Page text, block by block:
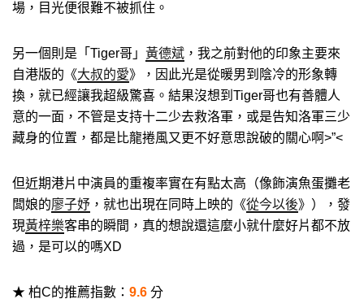
場，目光便很難不被抓住。
另一個則是「Tiger哥」 黃德斌 ，我之前對他的印象主要來
自港版的《大叔的愛》，因此光是從暖男到陰冷的形象轉
換，就已經讓我超級驚喜。結果沒想到Tiger哥也有善體人
意的一面，不管是支持十二少去救洛軍，或是告知洛軍三少
藏身的位置，都是比龍捲風又更不好意思說破的關心啊>”<
但近期港片中演員的重複率實在有點太高（像飾演魚蛋攤老
闆娘的廖子妤 ，就也出現在同時上映的《從今以後》），發
現黃梓樂客串的瞬間，真的想說還這麼小就什麼好片都不放
過，是可以的嗎XD
★ 柏C的推薦指數： 9.6 分